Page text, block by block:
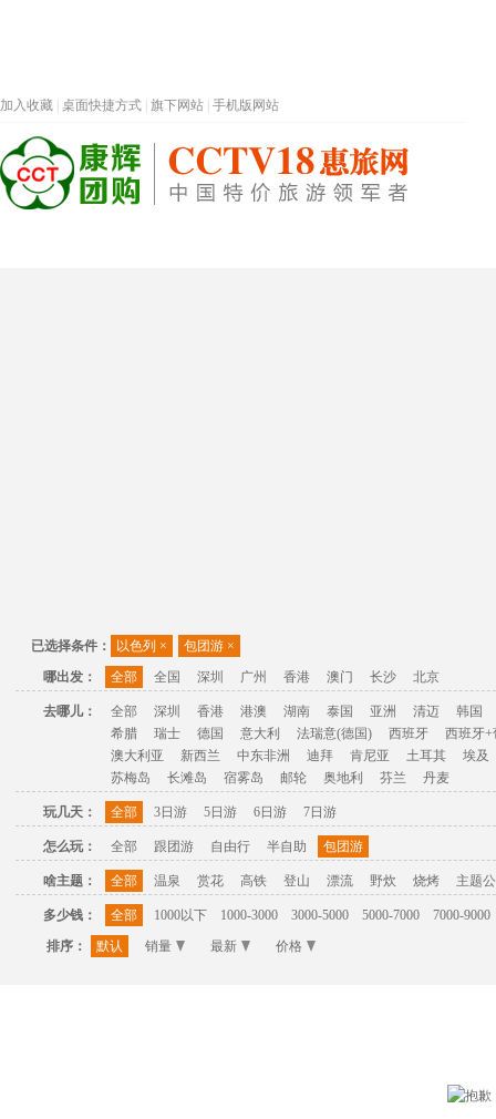
加入收藏 桌面快捷方式 旗下网站 手机版网站
已选择条件： 以色列 × 包团游 ×
哪出发：
全部 全国 深圳 广州 香港 澳门 长沙 北京
去哪儿： 全部 深圳 香港 港澳 湖南 泰国 亚洲 清迈
韩国
希腊
瑞士 德国 意大利 法瑞意(德国) 西班牙
西班牙+
澳大利亚
新西兰 中东非洲 迪拜 肯尼亚 土耳其
埃及
苏梅岛
长滩岛 宿雾岛 邮轮 奥地利 芬兰 丹麦
玩几天： 全部 3日游 5日游 6日游 7日游
怎么玩： 全部 跟团游 自由行 半自助 包团游
啥主题： 全部 温泉 赏花 高铁 登山 漂流 野炊 烧烤 主题
多少钱： 全部 1000以下 1000-3000 3000-5000 5000-7000
7000-9000
排序：
默认 销量 最新 价格